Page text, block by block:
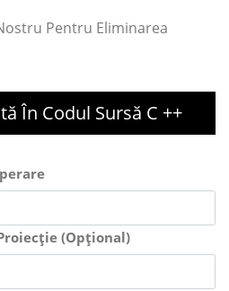
Pentru Eliminarea
În Codul Sursă C ++
(Opțional)